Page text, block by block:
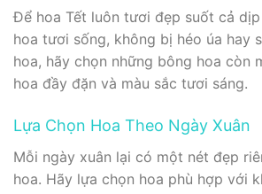
Để hoa Tết luôn tươi đẹp suốt cả
hoa tươi sống, không bị héo úa hay
hoa, hãy chọn những bông hoa còn
hoa đầy đặn và màu sắc tươi sáng.
Lựa Chọn Hoa Theo Ngày Xuân
Mỗi ngày xuân lại có một nét đẹp
hoa. Hãy lựa chọn hoa phù hợp với